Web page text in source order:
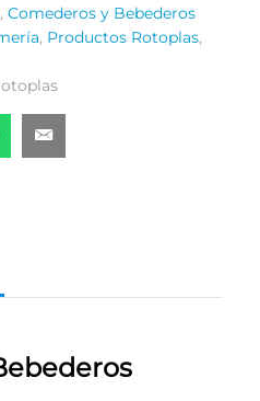
, Comederos y Bebederos
, Productos Rotoplas,